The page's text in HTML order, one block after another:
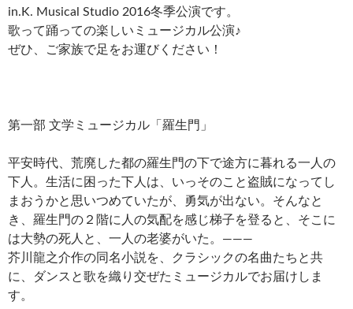
in.K. Musical Studio 2016冬季公演です。
歌って踊っての楽しいミュージカル公演♪
ぜひ、ご家族で足をお運びください！
第一部 文学ミュージカル「羅生門」
平安時代、荒廃した都の羅生門の下で途方に暮れる一人の
下人。生活に困った下人は、いっそのこと盗賊になってし
まおうかと思いつめていたが、勇気が出ない。そんなと
き、羅生門の２階に人の気配を感じ梯子を登ると、そこに
は大勢の死人と、一人の老婆がいた。―――
芥川龍之介作の同名小説を、クラシックの名曲たちと共
に、ダンスと歌を織り交ぜたミュージカルでお届けしま
す。